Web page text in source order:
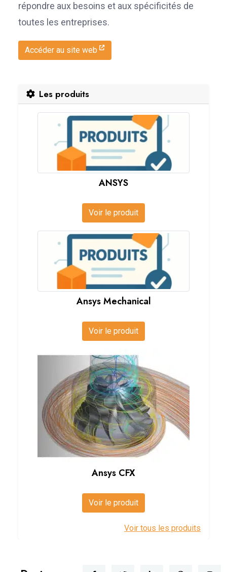
répondre aux besoins et aux spécificités de
toutes les entreprises.
Accéder au site web
Les produits
ANSYS
Voir le produit
Ansys Mechanical
Voir le produit
Ansys CFX
Voir le produit
Voir tous les produits